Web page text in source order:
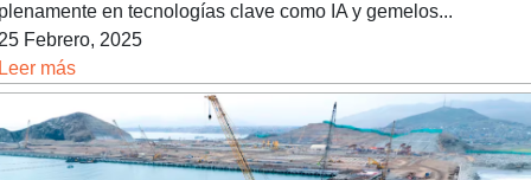
en tecnologías clave como IA y gemelos...
Febrero, 2025
más